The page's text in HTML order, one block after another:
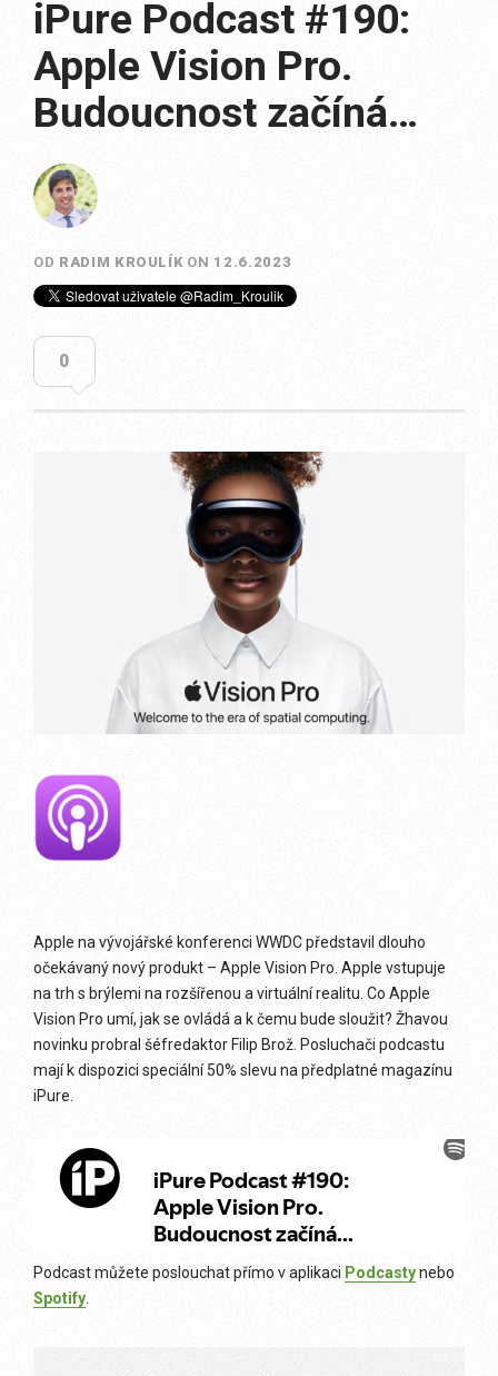
iPure Podcast #190:
Apple Vision Pro.
Budoucnost začíná…
OD RADIM KROULÍK ON 12.6.2023
0
Apple na vývojářské konferenci WWDC představil dlouho
očekávaný nový produkt – Apple Vision Pro. Apple vstupuje
na trh s brýlemi na rozšířenou a virtuální realitu. Co Apple
Vision Pro umí, jak se ovládá a k čemu bude sloužit? Žhavou
novinku probral šéfredaktor Filip Brož. Posluchači podcastu
mají k dispozici speciální 50% slevu na předplatné magazínu
iPure.
Podcast můžete poslouchat přímo v aplikaci Podcastynebo
Spotify